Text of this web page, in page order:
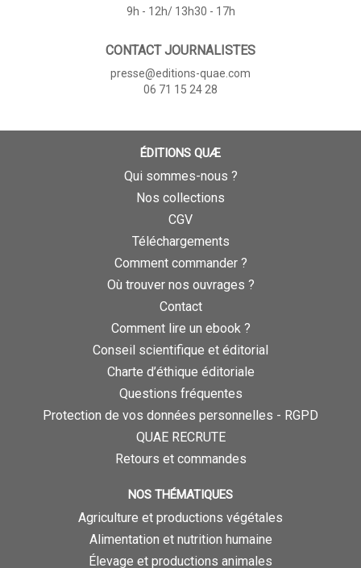
9h - 12h/ 13h30 - 17h
CONTACT JOURNALISTES
presse@editions-quae.com
06 71 15 24 28
ÉDITIONS QUÆ
Qui sommes-nous ?
Nos collections
CGV
Téléchargements
Comment commander ?
Où trouver nos ouvrages ?
Contact
Comment lire un ebook ?
Conseil scientifique et éditorial
Charte d’éthique éditoriale
Questions fréquentes
Protection de vos données personnelles - RGPD
QUAE RECRUTE
Retours et commandes
NOS THÉMATIQUES
Agriculture et productions végétales
Alimentation et nutrition humaine
Élevage et productions animales